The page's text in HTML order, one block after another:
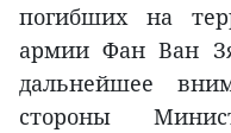
погибших на
армии Фан Ван
дальнейшее
стороны